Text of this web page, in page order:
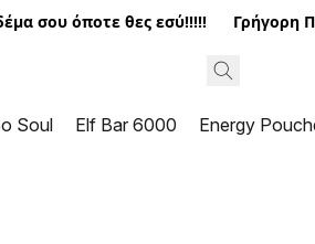
σου όποτε θες εσύ!!!!! Γρήγορη
Soul Elf Bar 6000 Energy